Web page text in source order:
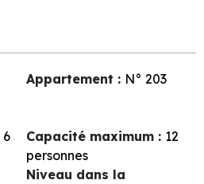
Appartement : N° 203
6
Capacité maximum : 12
personnes
Niveau dans la